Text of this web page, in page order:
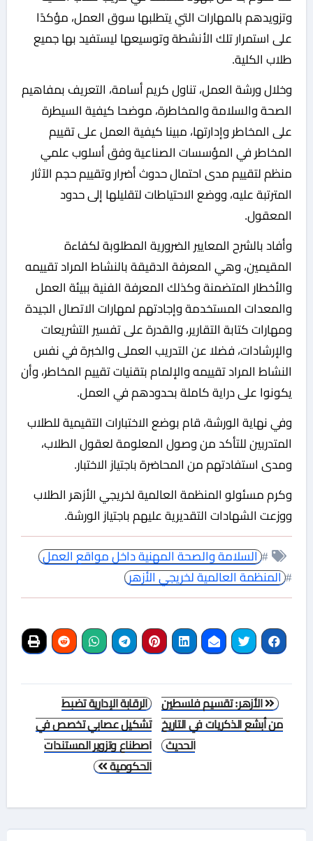
وتزويدهم بالمهارات التي يتطلبها سوق العمل، مؤكدًا
على استمرار تلك الأنشطة وتوسيعها ليستفيد بها جميع
طلاب الكلية.
وخلال ورشة العمل، تناول كريم أسامة، التعريف بمفاهيم
الصحة والسلامة والمخاطرة، موضحا كيفية السيطرة
على المخاطر وإدارتها، مبينا كيفية العمل على تقييم
المخاطر في المؤسسات الصناعية وفق أسلوب علمي
منظم لتقييم مدى احتمال حدوث أضرار وتقييم حجم الآثار
المترتبة عليه، ووضع الاحتياطات لتقليلها إلى حدود
المعقول.
وأفاد بالشرح المعايير الضرورية المطلوبة لكفاءة
المقيمين، وهي المعرفة الدقيقة بالنشاط المراد تقييمه
والأخطار المتضمنة وكذلك المعرفة الفنية ببيئة العمل
والمعدات المستخدمة وإجادتهم لمهارات الاتصال الجيدة
ومهارات كتابة التقارير، والقدرة على تفسير التشريعات
والإرشادات، فضلا عن التدريب العملى والخبرة في نفس
النشاط المراد تقييمه والإلمام بتقنيات تقييم المخاطر، وأن
يكونوا على دراية كاملة بحدودهم في العمل.
وفي نهاية الورشة، قام بوضع الاختبارات التقيمية للطلاب
المتدربين للتأكد من وصول المعلومة لعقول الطلاب،
ومدى استفادتهم من المحاضرة باجتياز الاختبار.
وكرم مسئولو المنظمة العالمية لخريجي الأزهر الطلاب
ووزعت الشهادات التقديرية عليهم باجتياز الورشة.
# السلامة والصحة المهنية داخل مواقع العمل
# المنظمة العالمية لخريجي الأزهر
تصفّح
المقالات
الرقابة الإدارية تضبط
تشكيل عصابي تخصص في
اصطناع وتزوير المستندات
الحكومية
الأزهر: تقسيم فلسطين
من أبشع الذكريات في التاريخ
الحديث